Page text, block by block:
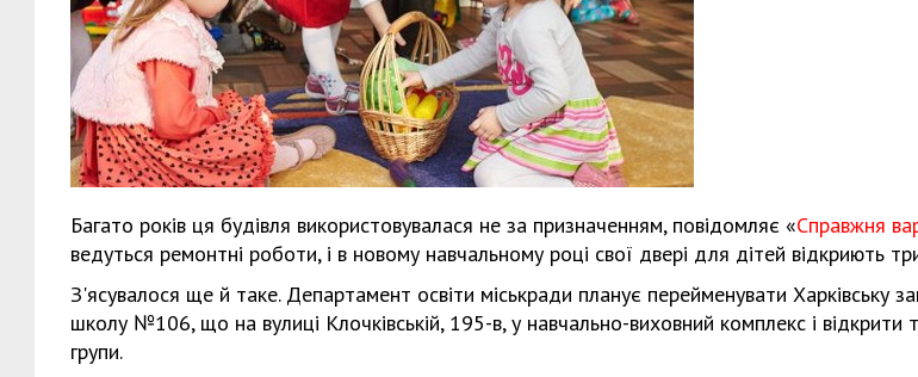
Багато років ця будівля використовувалася не за призначенням, повідомляє «Справжня
ведуться ремонтні роботи, і в новому навчальному році свої двері для дітей відкриють
З'ясувалося ще й таке. Департамент освіти міськради планує перейменувати Харківську
школу №106, що на вулиці Клочківській, 195-в, у навчально-виховний комплекс і відкрити
групи.